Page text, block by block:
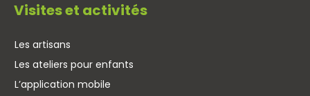
Visites et activités
Les artisans
Les ateliers pour enfants
L’application mobile